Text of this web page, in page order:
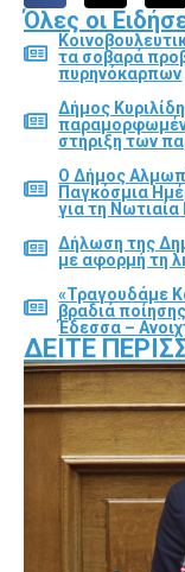
Όλες οι
τα σοβαρά
πυρηνόκαρπων
Δήμος
στήριξη των
Ο Δήμος
Παγκόσμια
για τη
Δήλωση της
με αφορμή τη
«Τραγουδάμε
βραδιά
Έδεσσα –
ΔΕΊΤΕ